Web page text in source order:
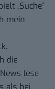
„Suche”
mein
die
lese